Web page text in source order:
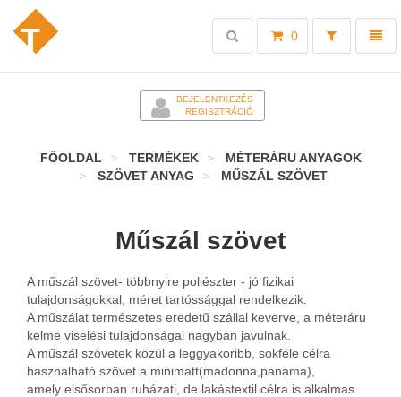
Toggle
0
Toggle
search
BEJELENTKEZÉS
REGISZTRÁCIÓ
FŐOLDAL TERMÉKEK
MÉTERÁRU ANYAGOK
SZÖVET ANYAG
MŰSZÁL SZÖVET
Műszál szövet
A műszál szövet- többnyire poliészter - jó fizikai
tulajdonságokkal, méret tartóssággal rendelkezik.
A műszálat természetes eredetű szállal keverve, a méteráru
kelme viselési tulajdonságai nagyban javulnak.
A műszál szövetek közül a leggyakoribb, sokféle célra
használható szövet a minimatt(madonna,panama),
amely elsősorban ruházati, de lakástextil célra is alkalmas.